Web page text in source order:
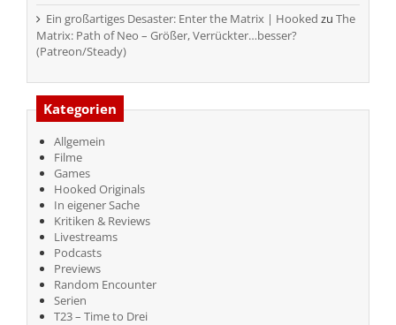
Ein großartiges Desaster: Enter the Matrix | Hooked zu The
Matrix: Path of Neo – Größer, Verrückter…besser?
(Patreon/Steady)
Kategorien
Allgemein
Filme
Games
Hooked Originals
In eigener Sache
Kritiken & Reviews
Livestreams
Podcasts
Previews
Random Encounter
Serien
T23 – Time to Drei